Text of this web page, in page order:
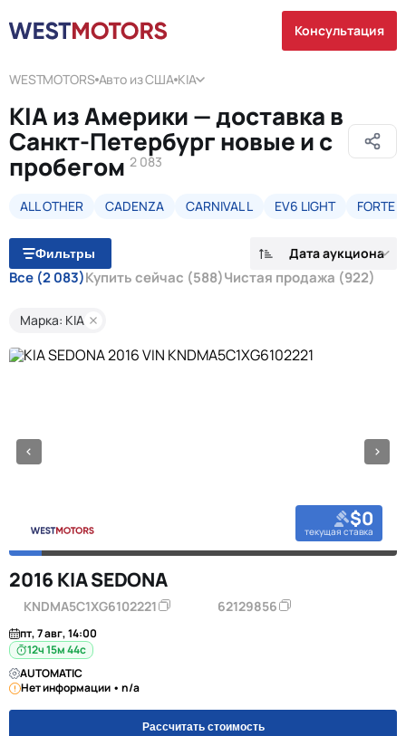
Консультация
WESTMOTORS Авто из США KIA
KIA из Америки — доставка в
Санкт-Петербург новые и с
пробегом 2 083
ALL OTHER CADENZA CARNIVAL L EV6 LIGHT FORTE
Фильтры Дата аукциона
Все (2 083)Купить сейчас (588)Чистая продажа (922)
Марка: KIA
$0
текущая ставка
2016 KIA SEDONA
KNDMA5C1XG6102221 62129856
пт, 7 авг, 14:00
12ч 15м 44с
AUTOMATIC
Нет информации • n/a
Рассчитать стоимость